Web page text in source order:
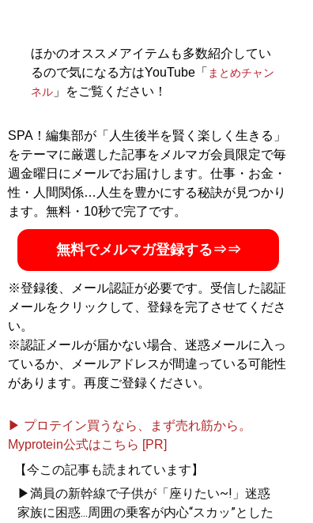
配信中！ほかのオススメアイテムも多数紹介してい
るので気になる方はYouTube「 まとめチャン
ネル」をご覧ください！
SPA！編集部が「人生後半を賢く楽しく生きる」
をテーマに厳選した記事をメルマガ会員限定で毎
週金曜日にメールでお届けします。仕事・お金・
性・人間関係…人生を豊かにする秘訣が見つかり
ます。無料・10秒で完了です。
無料でメルマガ登録する⇒⇒
※登録後、メール認証が必要です。受信した認証
メールをクリックして、登録を完了させてくださ
い。
※認証メールが届かない場合、迷惑メールに入っ
ているか、メールアドレスが間違っている可能性
があります。再度ご登録ください。
▶ プロテイン買うなら、まず売れ筋から。
Myprotein公式はこちら [PR]
【今この記事も読まれています】
▶満員の新幹線で子供が「座りたい~!」迷惑
家族に困惑...周囲の乗客が内心“スカッ”とした